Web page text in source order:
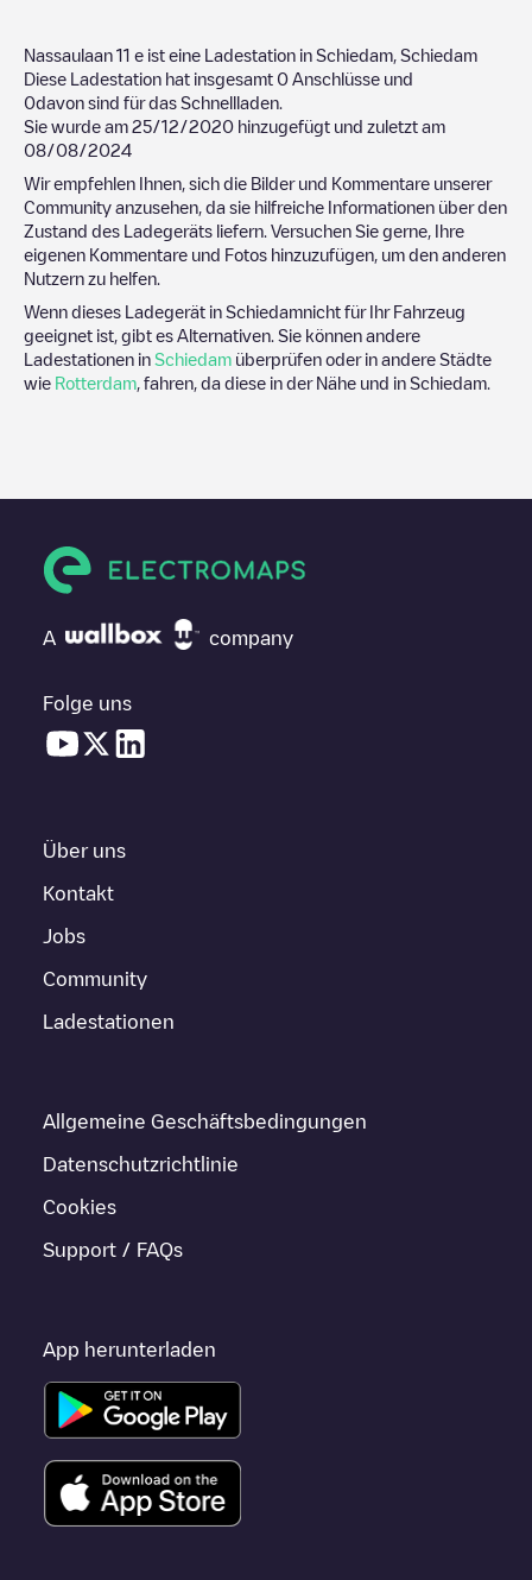
Nassaulaan 11 e ist eine Ladestation in Schiedam Schiedam
Diese Ladestation hat insgesamt 0 Anschlüsse und
0davon sind für das Schnellladen.
Sie wurde am 25/12/2020 hinzugefügt und zuletzt am
08/08/2024
Wir empfehlen Ihnen, sich die Bilder und Kommentare unserer
Community anzusehen, da sie hilfreiche Informationen über den
Zustand des Ladegeräts liefern. Versuchen Sie gerne, Ihre
eigenen Kommentare und Fotos hinzuzufügen, um den anderen
Nutzern zu helfen.
Wenn dieses Ladegerät in Schiedamnicht für Ihr Fahrzeug
geeignet ist, gibt es Alternativen. Sie können andere
Ladestationen in Schiedam überprüfen oder in andere Städte
wie Rotterdam , fahren, da diese in der Nähe und in Schiedam
A company
Folge uns
Über uns
Kontakt
Jobs
Community
Ladestationen
Allgemeine Geschäftsbedingungen
Datenschutzrichtlinie
Cookies
Support / FAQs
App herunterladen